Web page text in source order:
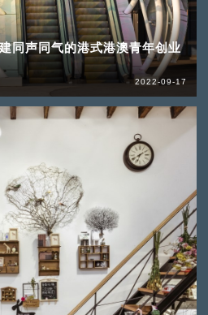
同声同气的港式港澳青年创业
2022-09-17